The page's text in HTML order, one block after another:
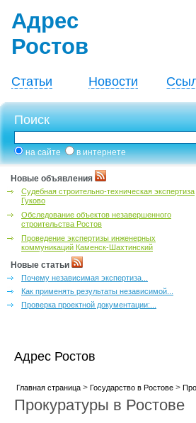
Адрес
Ростов
Статьи Новости
Поиск
на сайте в интернете
Новые объявления
Судебная строительно-техническая экспертиза
Гуково
Обследование объектов незавершенного
строительства Ростов
Проведение экспертизы инженерных
коммуникаций Каменск-Шахтинский
Новые статьи
Почему независимая экспертиза...
Как применять результаты независимой...
Проверка проектной документации:...
Адрес Ростов
Главная страница> Государство в Ростове>
Прокуратуры в Ростове